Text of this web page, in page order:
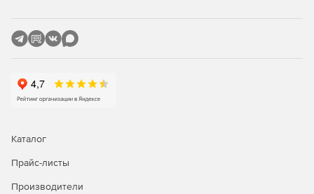
Каталог
Прайс-листы
Производители